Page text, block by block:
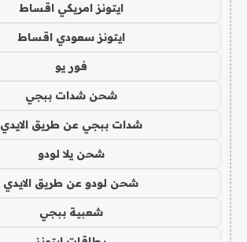
ايتونز امريكي اقساط
ايتونز سعودي اقساط
فور يو
شحن شدات ببجي
شدات ببجي عن طريق الايدي
شحن يلا لودو
شحن لودو عن طريق الايدي
شعبية ببجي